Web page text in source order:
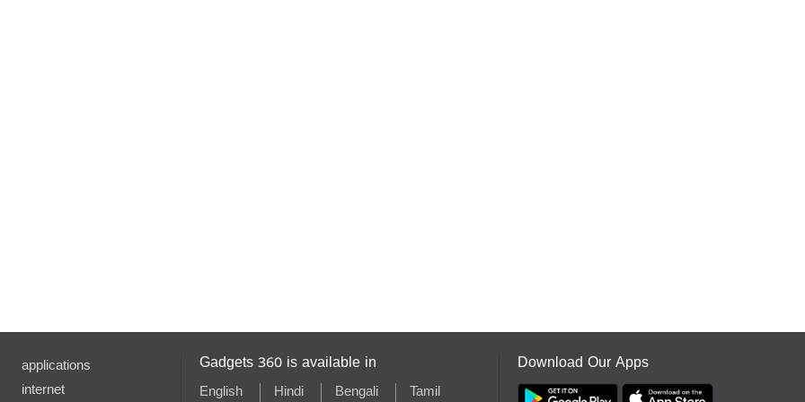
applications
internet
Gadgets 360 is available in
English Hindi Bengali Tamil
Download Our Apps